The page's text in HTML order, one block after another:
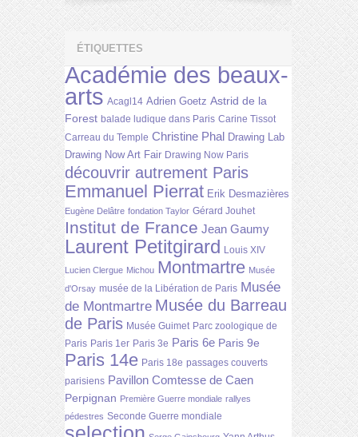
ÉTIQUETTES
Académie des beaux-
arts Acagl14 Adrien Goetz Astrid de la
Forest balade ludique dans Paris Carine Tissot
Carreau du Temple Christine Phal Drawing Lab
Drawing Now Art Fair Drawing Now Paris
découvrir autrement Paris
Emmanuel Pierrat Erik Desmazières
Eugène Delâtre fondation Taylor Gérard Jouhet
Institut de France Jean Gaumy
Laurent Petitgirard Louis XIV
Lucien Clergue Michou Montmartre Musée
d'Orsay musée de la Libération de Paris Musée
de Montmartre Musée du Barreau
de Paris Musée Guimet Parc zoologique de
Paris Paris 1er Paris 3e Paris 6e Paris 9e
Paris 14e Paris 18e passages couverts
parisiens Pavillon Comtesse de Caen
Perpignan Première Guerre mondiale rallyes
pédestres Seconde Guerre mondiale